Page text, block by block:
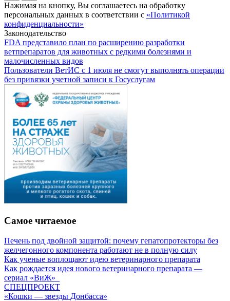
Нажимая на кнопку, Вы соглашаетесь на обработку
персональных данных в соответствии с «Политикой
конфиденциальности»
Законодательство
FDA представило план по расширению разработки
ветпрепаратов для животных с редкими болезнями и
малочисленных видов
Пользователи ВетИС с 1 июля не смогут выполнять операции
без привязки учетной записи к Госуслугам
Самое читаемое
Печень под двойной защитой: почему гепатопротекторы без
желчегонного компонента работают не в полную силу
Как ученые воплощают идею ветеринарного препарата
Как рождается идея нового ветеринарного препарата —
сериал «ВиЖ»
СПЕЦПРОЕКТ
«Кошки — звезды Донбасса»